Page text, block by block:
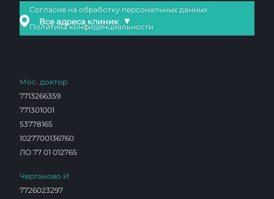
Все адреса клиник ▼
Согласие на обработку персональных данных
Политика конфиденциальности
Мос. доктор
7713266359
771301001
53778165
1027700136760
ЛО 77 01 012765
Чертаново И
7726023297